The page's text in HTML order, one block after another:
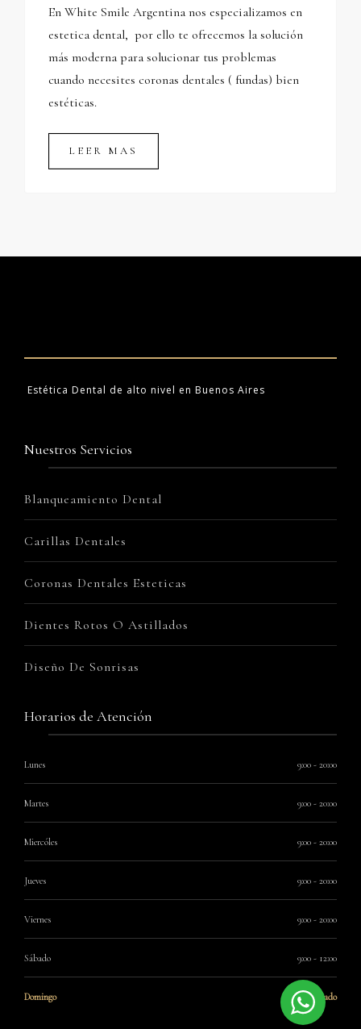
En White Smile Argentina nos especializamos en
estetica dental, por ello te ofrecemos la solución
más moderna para solucionar tus problemas
cuando necesites coronas dentales ( fundas) bien
estéticas.
LEER MAS
Estética Dental de alto nivel en Buenos Aires
Nuestros Servicios
Blanqueamiento Dental
Carillas Dentales
Coronas Dentales Esteticas
Dientes Rotos O Astillados
Diseño De Sonrisas
Horarios de Atención
Lunes 9:00 - 20:00
Martes 9:00 - 20:00
Miercóles 9:00 - 20:00
Jueves 9:00 - 20:00
Viernes 9:00 - 20:00
Sábado 9:00 - 12:00
Domingo Cerrado